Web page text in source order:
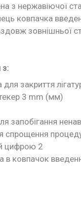
з нержавіючої
ковпачка
зовнішньої
з:
закриття
3 mm (мм)
запобігання
спрощення
цифрою 2
в ковпачок